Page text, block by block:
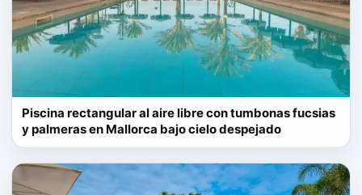
Piscina rectangular al aire libre con tumbonas fucsias
y palmeras en Mallorca bajo cielo despejado